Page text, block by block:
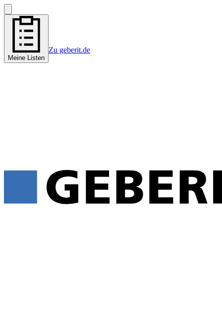
Meine Listen
Zu geberit.de